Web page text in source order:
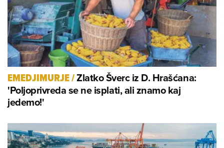
EMEDJIMURJE/Zlatko Šverc iz D. Hrašćana:
'Poljoprivreda se ne isplati, ali znamo kaj
jedemo!'